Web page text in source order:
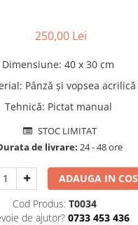
250,00 Lei
Dimensiune: 40 x 30 cm
: Pânză și vopsea acrilică
Tehnică: Pictat manual
STOC LIMITAT
de livrare: 24 - 48 ore
ADAUGA IN COS
Cod Produs: T0034
de ajutor? 0733 453 436